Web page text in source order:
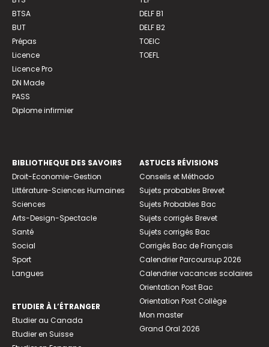
BTSA
BUT
Prépas
Licence
Licence Pro
DN Made
PASS
Diplome infirmier
DELF B1
DELF B2
TOEIC
TOEFL
BIBLIOTHEQUE DES SAVOIRS
Droit-Economie-Gestion
Littérature-Sciences Humaines
Sciences
Arts-Design-Spectacle
Santé
Social
Sport
Langues
ETUDIER À L’ÉTRANGER
Etudier au Canada
Etudier en Suisse
ASTUCES RÉVISIONS
Conseils et Méthodo
Sujets probables Brevet
Sujets Probables Bac
Sujets corrigés Brevet
Sujets corrigés Bac
Corrigés Bac de Français
Calendrier Parcoursup 2026
Calendrier vacances scolaires
Orientation Post Bac
Orientation Post Collège
Mon master
Grand Oral 2026